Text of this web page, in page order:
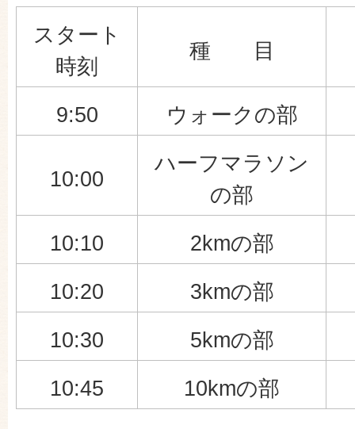
スタート
時刻
種 目
9:50 ウォークの部
10:00
ハーフマラソン
の部
10:10
2kmの部
10:20
3kmの部
10:30
5kmの部
10:45
10kmの部